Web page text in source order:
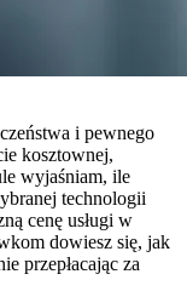
i pewnego
kosztownej,
wyjaśniam, ile
technologii
cenę usługi w
dowiesz się, jak
przepłacając za